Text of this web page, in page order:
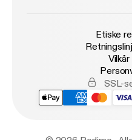
Etiske
SSL-